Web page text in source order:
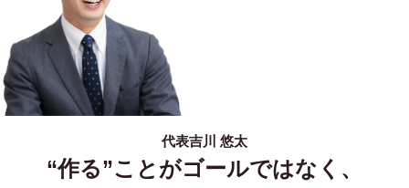
代表吉川 悠太
“作る”ことがゴールではなく、